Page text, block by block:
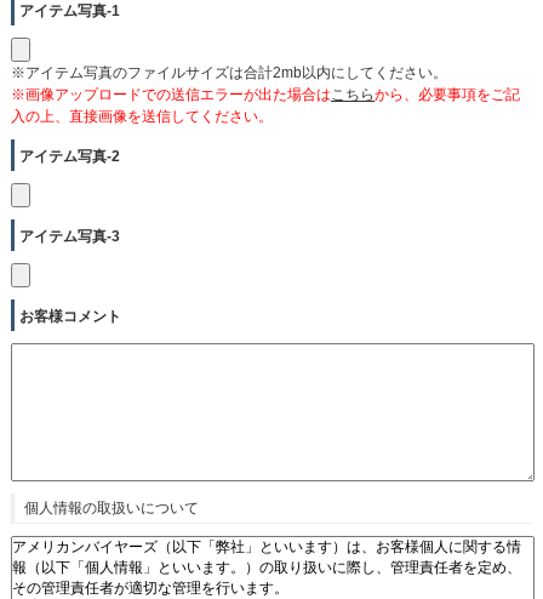
アイテム写真-1
※アイテム写真のファイルサイズは合計2mb以内にしてください。
※画像アップロードでの送信エラーが出た場合は こちらから、必要事項をご記
入の上、直接画像を送信してください。
アイテム写真-2
アイテム写真-3
お客様コメント
個人情報の取扱いについて